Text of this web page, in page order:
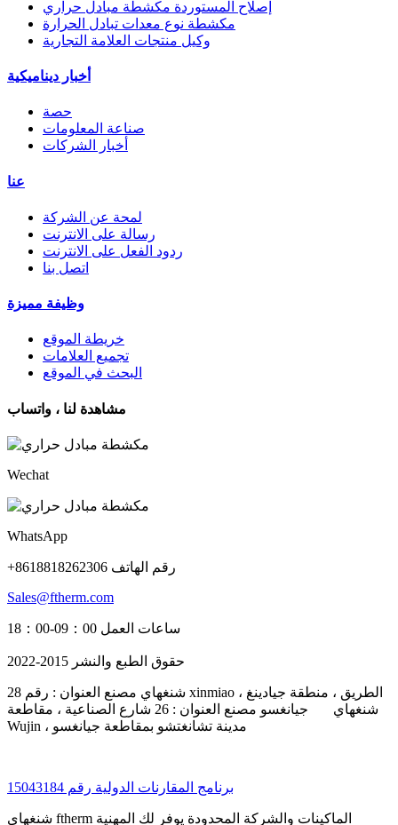
إصلاح المستوردة مكشطة مبادل حراري
مكشطة نوع معدات تبادل الحرارة
وكيل منتجات العلامة التجارية
أخبار ديناميكية
حصة
صناعة المعلومات
أخبار الشركات
عنا
لمحة عن الشركة
رسالة على الانترنت
ردود الفعل على الانترنت
اتصل بنا
وظيفة مميزة
خريطة الموقع
تجميع العلامات
البحث في الموقع
مشاهدة لنا ، واتساب
Wechat
WhatsApp
+8618818262306 رقم الهاتف
Sales@ftherm.com
ساعات العمل 09：00-18：00
حقوق الطبع والنشر 2015-2022
شنغهاي مصنع العنوان : رقم 28 xinmiao الطريق ، منطقة جيادينغ ،
شنغهاي جيانغسو مصنع العنوان : 26 شارع الصناعية ، مقاطعة
Wujin ، مدينة تشانغتشو بمقاطعة جيانغسو
برنامج المقارنات الدولية رقم 15043184
شنغهاي ftherm الماكينات والشركة المحدودة يوفر لك المهنية